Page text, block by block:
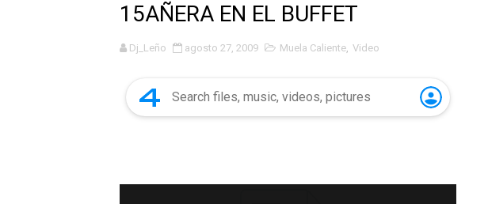
Nuevo Código Penal entra en vigor en República
NY: Ultiman a puñaladas a un dominicano en Long
Incendio en tren de Manhattan deja 12 heridos
15AÑERA EN EL BUFFET
Dj_Leño agosto 27, 2009 Muela Caliente, Video